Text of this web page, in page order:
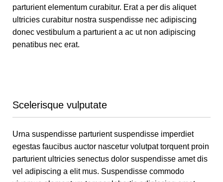
parturient elementum curabitur. Erat a per dis aliquet
ultricies curabitur nostra suspendisse nec adipiscing
donec vestibulum a parturient a ac ut non adipiscing
penatibus nec erat.
Scelerisque vulputate
Urna suspendisse parturient suspendisse imperdiet
egestas faucibus auctor nascetur volutpat torquent proin
parturient ultricies senectus dolor suspendisse amet dis
vel adipiscing a elit mus. Suspendisse commodo